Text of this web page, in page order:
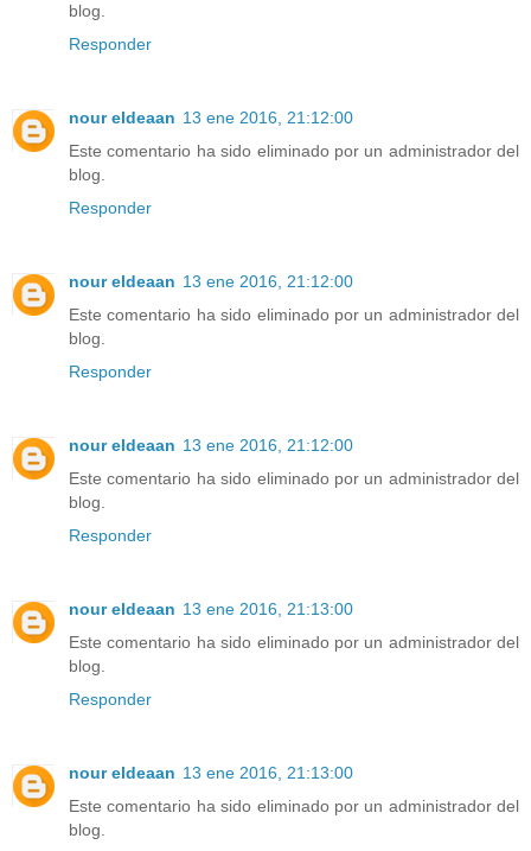
blog.
Responder
nour eldeaan 13 ene 2016, 21:12:00
Este comentario ha sido eliminado por un administrador del
blog.
Responder
nour eldeaan 13 ene 2016, 21:12:00
Este comentario ha sido eliminado por un administrador del
blog.
Responder
nour eldeaan 13 ene 2016, 21:12:00
Este comentario ha sido eliminado por un administrador del
blog.
Responder
nour eldeaan 13 ene 2016, 21:13:00
Este comentario ha sido eliminado por un administrador del
blog.
Responder
nour eldeaan 13 ene 2016, 21:13:00
Este comentario ha sido eliminado por un administrador del
blog.